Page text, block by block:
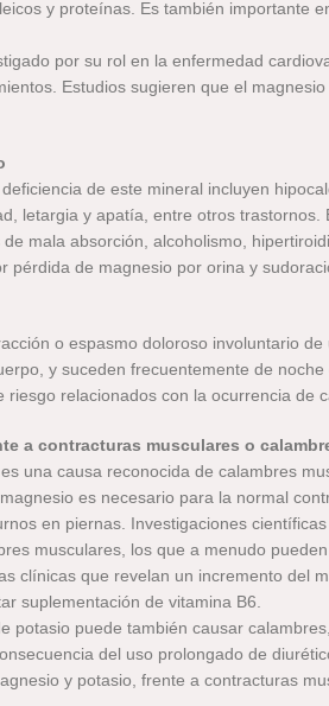
y proteínas. Es también importante
por su rol en la enfermedad
Estudios sugieren que el
de este mineral incluyen
letargia y apatía, entre otros
mala absorción, alcoholismo,
pérdida de magnesio por orina y
o espasmo doloroso involuntario
y suceden frecuentemente de
riesgo relacionados con la ocurrencia
a contracturas musculares o
una causa reconocida de calambres
es necesario para la normal
en piernas. Investigaciones
musculares, los que a menudo
clínicas que revelan un incremento del
suplementación de vitamina B6.
potasio puede también causar
del uso prolongado de
y potasio, frente a contracturas